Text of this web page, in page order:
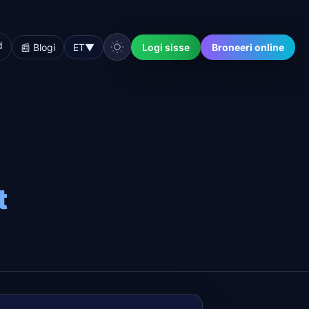
📰 Blogi ET▼ Logi sisse Broneeri online